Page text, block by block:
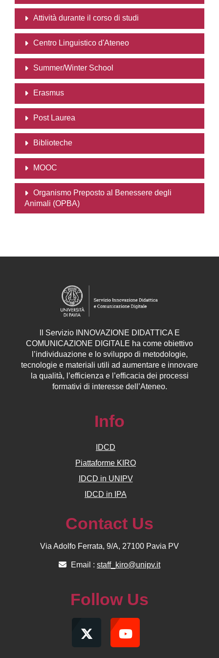
Attività durante il corso di studi
Centro Linguistico d'Ateneo
Summer/Winter School
Erasmus
Post Laurea
Biblioteche
MOOC
Organismo Preposto al Benessere degli
Animali (OPBA)
Servizio INNOVAZIONE DIDATTICA E
COMUNICAZIONE DIGITALE ha come obiettivo
l’individuazione e lo sviluppo di metodologie,
tecnologie e materiali utili ad aumentare e innovare
la qualità, l’efficienza e l’efficacia dei processi
formativi di interesse dell’Ateneo.
Info
IDCD
Piattaforme KIRO
IDCD in UNIPV
IDCD in IPA
Contact Us
Via Adolfo Ferrata, 9/A, 27100 Pavia PV
Email : staff_kiro@unipv.it
Follow Us